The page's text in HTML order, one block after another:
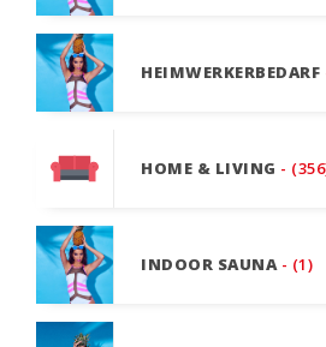
HEIMWERKERBEDARF
HOME & LIVING -
INDOOR SAUNA - (1)